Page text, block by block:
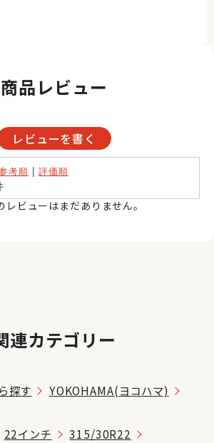
商品レビュー
レビューを書く
考順 |評価順
レビューはまだありません。
連カテゴリー
探す YOKOHAMA(ヨコハマ)
22インチ 315/30R22